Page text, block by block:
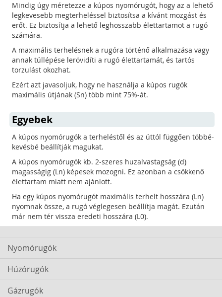
Mindig úgy méretezze a kúpos nyomórugót, hogy az a lehető
legkevesebb megterheléssel biztosítsa a kívánt mozgást és
erőt. Ez biztosítja a lehető leghosszabb élettartamot a rugó
számára.
A maximális terhelésnek a rugóra történő alkalmazása vagy
annak túllépése lerövidíti a rugó élettartamát, és tartós
torzulást okozhat.
Ezért azt javasoljuk, hogy ne használja a kúpos rugók
maximális útjának (Sn) több mint 75%-át.
Egyebek
A kúpos nyomórugók a terheléstől és az úttól függően többé-
kevésbé beállítják magukat.
A kúpos nyomórugók kb. 2-szeres huzalvastagság (d)
magasságig (Ln) képesek mozogni. Ez azonban a csökkenő
élettartam miatt nem ajánlott.
Ha egy kúpos nyomórugót maximális terhelt hosszára (Ln)
nyomnak össze, a rugó véglegesen beállítja magát. Ezután
már nem tér vissza eredeti hosszára (L0).
Nyomórugók
Húzórugók
Gázrugók